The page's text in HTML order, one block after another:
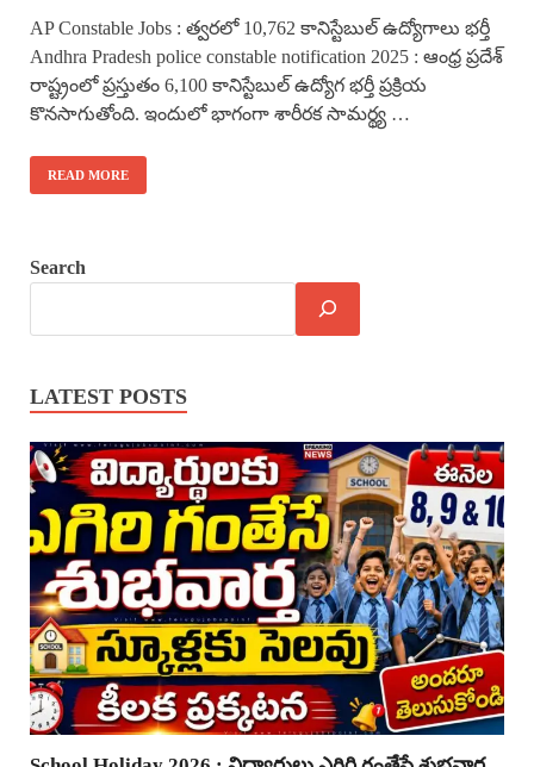
AP Constable Jobs : త్వరలో 10,762 కానిస్టేబుల్ ఉద్యోగాలు భర్తీ
Andhra Pradesh police constable notification 2025 : ఆంధ్ర ప్రదేశ్
రాష్ట్రంలో ప్రస్తుతం 6,100 కానిస్టేబుల్ ఉద్యోగ భర్తీ ప్రక్రియ
కొనసాగుతోంది. ఇందులో భాగంగా శారీరక సామర్థ్య …
READ MORE
Search
LATEST POSTS